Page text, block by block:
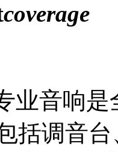
coverage
业音响
括调音